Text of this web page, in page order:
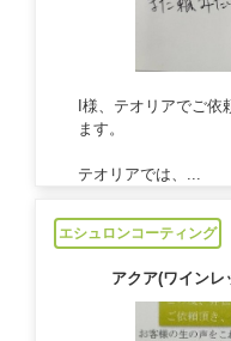
I様、テオリアでご
ます。
テオリアでは、...
エシュロンコーティング
アクア(ワイン